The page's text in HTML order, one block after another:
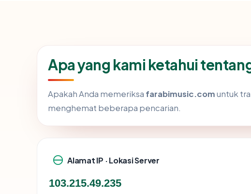
Apa yang kami ketahui
Apakah Anda memeriksa farabimusic.comuntuk
menghemat beberapa pencarian.
Alamat IP · Lokasi Server
103.215.49.235